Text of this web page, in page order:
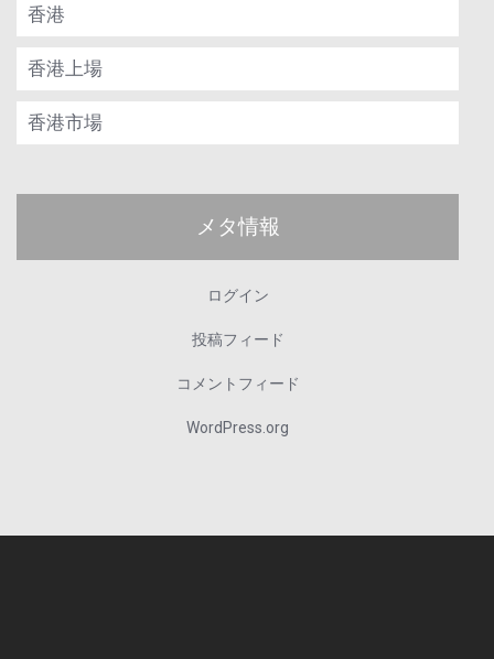
香港
香港上場
香港市場
メタ情報
ログイン
投稿フィード
コメントフィード
WordPress.org